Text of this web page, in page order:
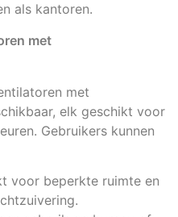
als kantoren.
met
met
elk geschikt voor
Gebruikers kunnen
voor beperkte ruimte en